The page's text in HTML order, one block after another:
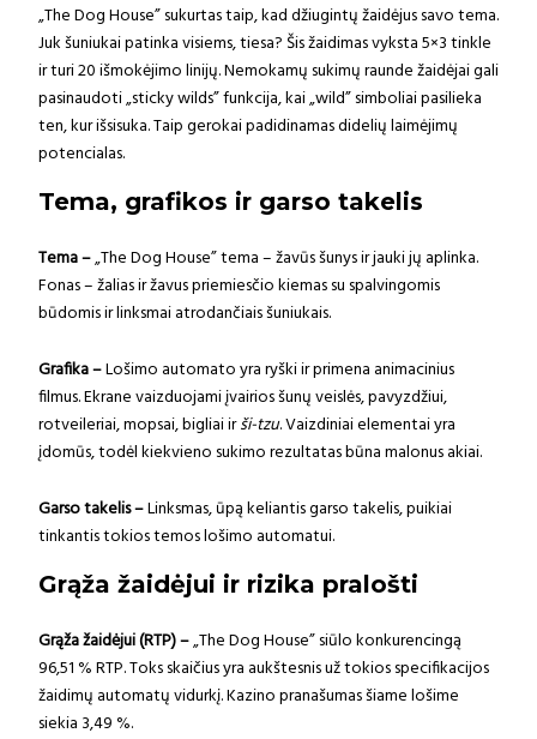
„The Dog House” sukurtas taip, kad džiugintų žaidėjus savo tema.
Juk šuniukai patinka visiems, tiesa? Šis žaidimas vyksta 5×3 tinkle
ir turi 20 išmokėjimo linijų. Nemokamų sukimų raunde žaidėjai gali
pasinaudoti „sticky wilds” funkcija, kai „wild” simboliai pasilieka
ten, kur išsisuka. Taip gerokai padidinamas didelių laimėjimų
potencialas.
Tema, grafikos ir garso takelis
Tema –„The Dog House” tema – žavūs šunys ir jauki jų aplinka.
Fonas – žalias ir žavus priemiesčio kiemas su spalvingomis
būdomis ir linksmai atrodančiais šuniukais.
Grafika –Lošimo automato yra ryški ir primena animacinius
filmus. Ekrane vaizduojami įvairios šunų veislės, pavyzdžiui,
rotveileriai, mopsai, bigliai irši-tzu. Vaizdiniai elementai yra
įdomūs, todėl kiekvieno sukimo rezultatas būna malonus akiai.
Garso takelis –Linksmas, ūpą keliantis garso takelis, puikiai
tinkantis tokios temos lošimo automatui.
Grąža žaidėjui ir rizika pralošti
Grąža žaidėjui (RTP) –„The Dog House” siūlo konkurencingą
96,51 % RTP. Toks skaičius yra aukštesnis už tokios specifikacijos
žaidimų automatų vidurkį. Kazino pranašumas šiame lošime
siekia 3,49 %.